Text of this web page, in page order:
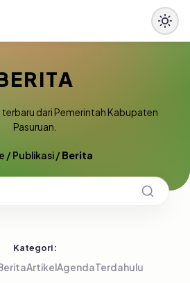
dari Pemerintah Kabupaten
Pasuruan.
/Publikasi/Berita
Kategori:
ArtikelAgendaTerdahulu